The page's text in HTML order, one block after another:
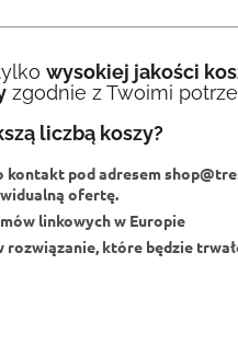
wysokiej jakości
zgodnie z Twoimi
liczbą koszy?
kontakt pod adresem
ofertę.
linkowych w Europie
rozwiązanie, które będzie